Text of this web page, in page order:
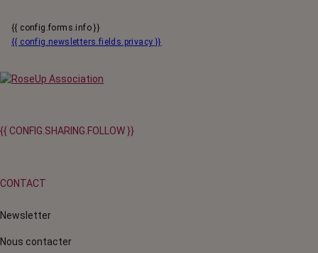
{{ config.forms.info }}
{{ config.newsletters.fields.privacy }}
{{ CONFIG.SHARING.FOLLOW }}
CONTACT
Newsletter
Nous contacter